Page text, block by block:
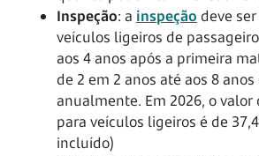
Inspeção: a inspeção deve
veículos ligeiros de
aos 4 anos após a primeira
de 2 em 2 anos até aos 8
anualmente. Em 2026, o valor
para veículos ligeiros é de
incluído)